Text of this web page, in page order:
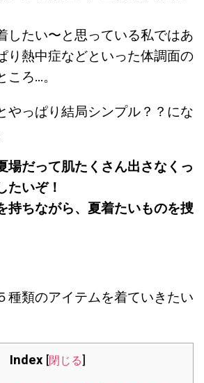
したい〜と思っている私ではあ
り熱中症などといった体調面の
ろ…。
やっぱり結局シンプル？？にな
場だって肌たくさん出さなくっ
たいぞ！
持ちながら、夏着たいものを捜
種類のアイテムを着ていきたい
Index [閉じる]